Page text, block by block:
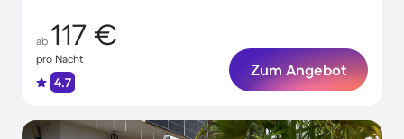
ab 117 €
pro Nacht
4.7
Zum Angebot